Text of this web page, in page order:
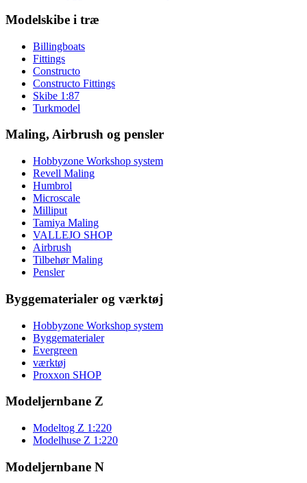
Modelskibe i træ
Billingboats
Fittings
Constructo
Constructo Fittings
Skibe 1:87
Turkmodel
Maling, Airbrush og pensler
Hobbyzone Workshop system
Revell Maling
Humbrol
Microscale
Milliput
Tamiya Maling
VALLEJO SHOP
Airbrush
Tilbehør Maling
Pensler
Byggematerialer og værktøj
Hobbyzone Workshop system
Byggematerialer
Evergreen
værktøj
Proxxon SHOP
Modeljernbane Z
Modeltog Z 1:220
Modelhuse Z 1:220
Modeljernbane N